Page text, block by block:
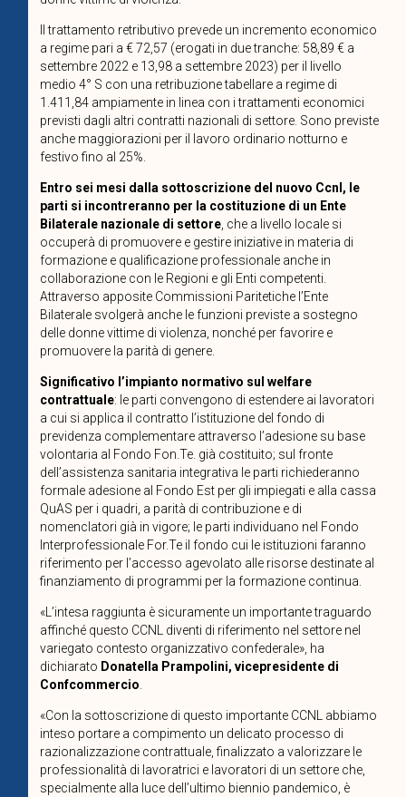
Il trattamento retributivo prevede un incremento economico
a regime pari a € 72,57 (erogati in due tranche: 58,89 € a
settembre 2022 e 13,98 a settembre 2023) per il livello
medio 4° S con una retribuzione tabellare a regime di
1.411,84 ampiamente in linea con i trattamenti economici
previsti dagli altri contratti nazionali di settore. Sono previste
anche maggiorazioni per il lavoro ordinario notturno e
festivo fino al 25%.
Entro sei mesi dalla sottoscrizione del nuovo Ccnl, le
parti si incontreranno per la costituzione di un Ente
Bilaterale nazionale di settore, che a livello locale si
occuperà di promuovere e gestire iniziative in materia di
formazione e qualificazione professionale anche in
collaborazione con le Regioni e gli Enti competenti.
Attraverso apposite Commissioni Paritetiche l’Ente
Bilaterale svolgerà anche le funzioni previste a sostegno
delle donne vittime di violenza, nonché per favorire e
promuovere la parità di genere.
Significativo l’impianto normativo sul welfare
contrattuale: le parti convengono di estendere ai lavoratori
a cui si applica il contratto l’istituzione del fondo di
previdenza complementare attraverso l’adesione su base
volontaria al Fondo Fon.Te. già costituito; sul fronte
dell’assistenza sanitaria integrativa le parti richiederanno
formale adesione al Fondo Est per gli impiegati e alla cassa
QuAS per i quadri, a parità di contribuzione e di
nomenclatori già in vigore; le parti individuano nel Fondo
Interprofessionale For.Te il fondo cui le istituzioni faranno
riferimento per l’accesso agevolato alle risorse destinate al
finanziamento di programmi per la formazione continua.
«L’intesa raggiunta è sicuramente un importante traguardo
affinché questo CCNL diventi di riferimento nel settore nel
variegato contesto organizzativo confederale», ha
dichiarato Donatella Prampolini, vicepresidente di
Confcommercio
«Con la sottoscrizione di questo importante CCNL abbiamo
inteso portare a compimento un delicato processo di
razionalizzazione contrattuale, finalizzato a valorizzare le
professionalità di lavoratrici e lavoratori di un settore che,
specialmente alla luce dell’ultimo biennio pandemico, è